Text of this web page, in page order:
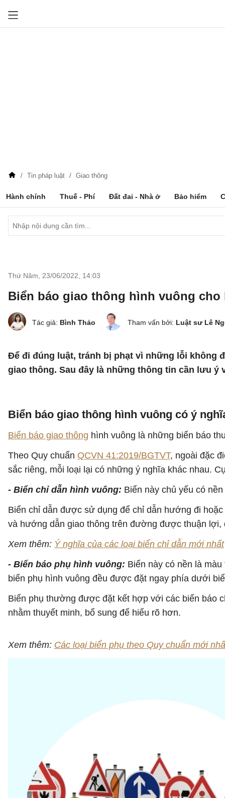
Tin pháp luật Giao thông
Hành chính Thuế - Phí Đất đai - Nhà ở Bảo hiểm
Thứ Năm, 23/06/2022 14:03
Biển báo giao thông hình vuông
Tác giả: Bình Thảo Tham vấn bởi: Luật sư Lê
Để đi đúng luật, tránh bị phạt vì những lỗi không
giao thông. Sau đây là những thông tin cần lưu ý
Biển báo giao thông hình vuông có ý
Biển báo giao thông hình vuông là những biển báo
Theo Quy chuẩn QCVN 41:2019/BGTVT, ngoài đặc
sắc riêng, mỗi loại lại có những ý nghĩa khác nhau.
- Biển chỉ dẫn hình vuông: Biển này chủ yếu có
Biển chỉ dẫn được sử dụng để chỉ dẫn hướng đi
và hướng dẫn giao thông trên đường được thuận lợi,
Xem thêm: Ý nghĩa của các loại biển chỉ dẫn mới nhất
- Biển báo phụ hình vuông: Biển này có nền là
biển phụ hình vuông đều được đặt ngay phía dưới
Biển phụ thường được đặt kết hợp với các biển báo
nhằm thuyết minh, bổ sung để hiểu rõ hơn.
Xem thêm: Các loại biển phụ theo Quy chuẩn mới